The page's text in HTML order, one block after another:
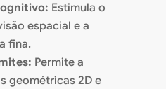
Estimula o
espacial e a
fina.
Permite a
geométricas 2D e